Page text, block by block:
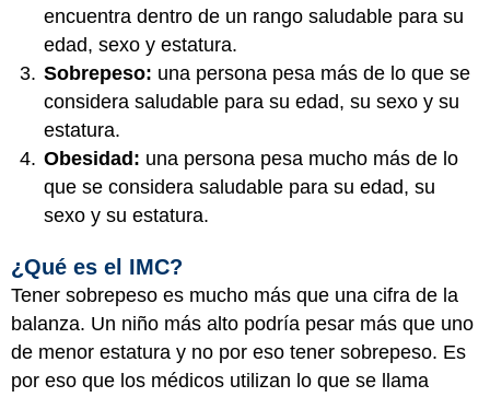
encuentra dentro de un rango saludable para su
edad, sexo y estatura.
Sobrepeso: una persona pesa más de lo que se
considera saludable para su edad, su sexo y su
estatura.
Obesidad: una persona pesa mucho más de lo
que se considera saludable para su edad, su
sexo y su estatura.
¿Qué es el IMC?
Tener sobrepeso es mucho más que una cifra de la
balanza. Un niño más alto podría pesar más que uno
de menor estatura y no por eso tener sobrepeso. Es
por eso que los médicos utilizan lo que se llama